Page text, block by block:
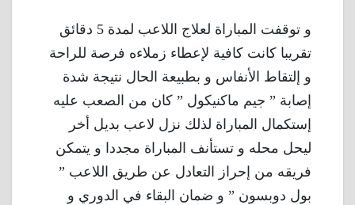
و توقفت المباراة لعلاج اللاعب لمدة 5 دقائق
تقريبا كانت كافية لإعطاء زملاءه فرصة للراحة
و إلتقاط الأنفاس و بطبيعة الحال نتيجة شدة
إصابة ” جيم ماكنيكول ” كان من الصعب عليه
إستكمال المباراة لذلك نزل لاعب بديل أخر
ليحل محله و تستأنف المباراة مجددا و يتمكن
فريقه من إحراز التعادل عن طريق اللاعب ”
بول دوبسون ” و ضمان البقاء في الدوري و